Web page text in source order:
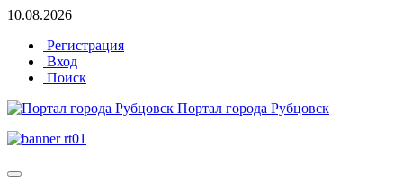
10.08.2026
Регистрация
Вход
Поиск
Портал города Рубцовск